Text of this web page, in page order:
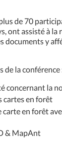
de 70
ont assisté à
documents y
la conférence
concernant la
cartes en forêt
carte en forêt
& MapAnt